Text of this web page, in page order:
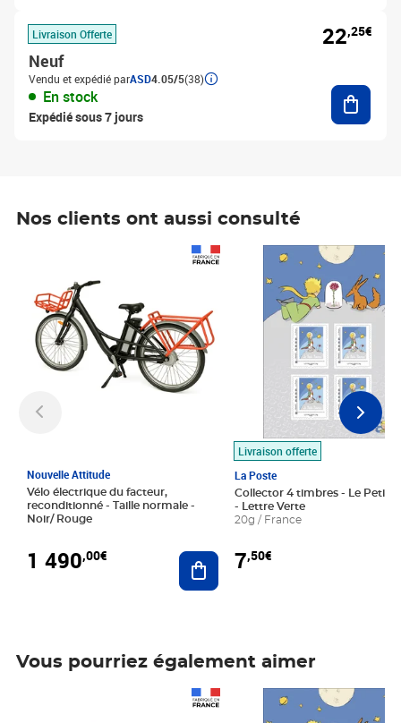
Livraison Offerte
Neuf
Vendu et expédié parASD4.05/5(38)
En stock
Expédié sous 7 jours
22,25€
Nos clients ont aussi consulté
Nouvelle Attitude
Vélo électrique du facteur,
reconditionné - Taille normale -
Noir/ Rouge
1 490,00€ Ajouter au panier
Livraison offerte
La Poste
Collector 4 timbres - Le Petit
- Lettre Verte
20g / France
7,50€
Prix 7,50€
Vous pourriez également aimer
Prix 7,50€